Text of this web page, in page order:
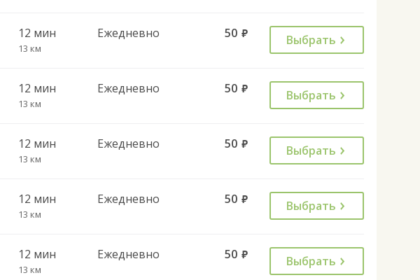
12 мин
13 км
Ежедневно 50 руб. Выбрать
12 мин
13 км
Ежедневно 50 руб. Выбрать
12 мин
13 км
Ежедневно 50 руб. Выбрать
12 мин
13 км
Ежедневно 50 руб. Выбрать
12 мин
13 км
Ежедневно 50 руб. Выбрать